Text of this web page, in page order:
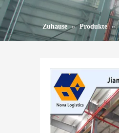
Zuhause » Produkte »